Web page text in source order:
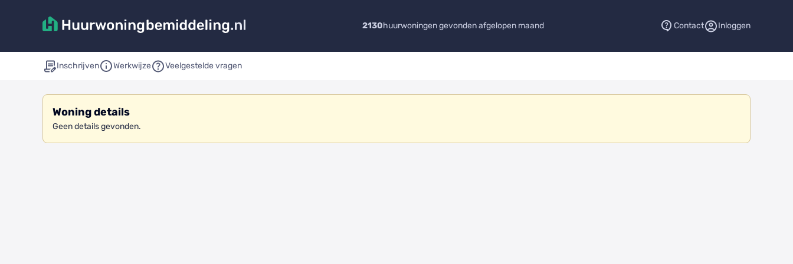
2130huurwoningen gevonden afgelopen maand Contact Inloggen
Inschrijven Werkwijze Veelgestelde vragen
Woning details
Geen details gevonden.